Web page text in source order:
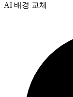
AI 배경 교체